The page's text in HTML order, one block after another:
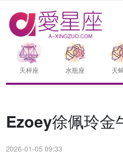
天枰座 水瓶座 天
Ezoey徐佩玲金
2026-01-05 09:33